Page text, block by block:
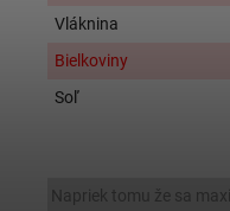
Vláknina
Bielkoviny
Soľ
Napriek tomu že sa